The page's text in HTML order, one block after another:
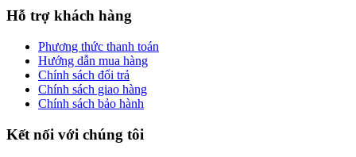
Hỗ trợ khách hàng
Phương thức thanh toán
Hướng dẫn mua hàng
Chính sách đổi trả
Chính sách giao hàng
Chính sách bảo hành
Kết nối với chúng tôi